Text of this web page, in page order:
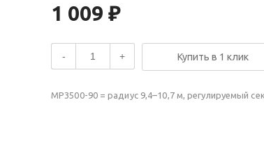
1 009 ₽
- + Купить в 1 клик
MP3500-90 = радиус 9,4–10,7 м, регулируемый